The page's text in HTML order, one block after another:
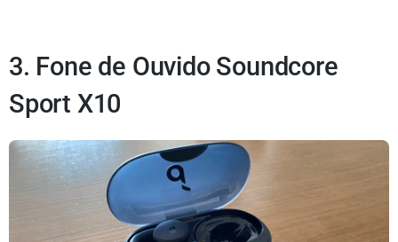
3. Fone de Ouvido Soundcore
Sport X10